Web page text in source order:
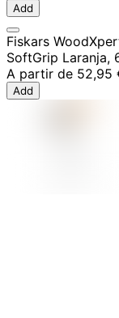
Add
Fiskars
SoftGrip Laranja,
A partir de 52,95
Add